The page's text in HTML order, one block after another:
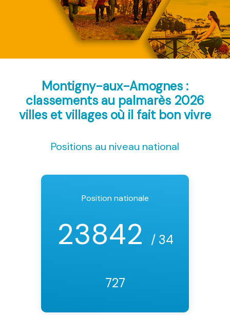
Montigny-aux-Amognes :
classements au palmarès 2026
villes et villages où il fait bon vivre
Positions au niveau national
Position nationale
23842 / 34
727